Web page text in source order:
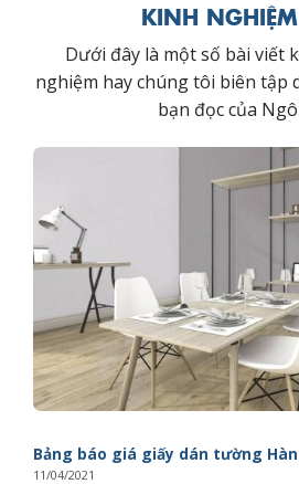
KINH
Dưới đây là một số bài viết
nghiệm hay chúng tôi biên tập
bạn đọc của
Bảng báo giá giấy dán tường
11/04/2021